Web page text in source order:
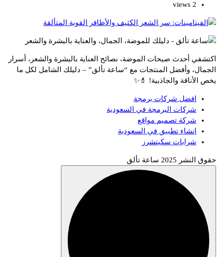
2 views
اكتشفي أحدث صيحات الموضة، نصائح العناية بالبشرة والشعر، أسرار
الجمال، وأفضل المنتجات مع “ساعة تألق” – دليلك الشامل لكل ما
يخص الأناقة والجاذبية! 💄✨
افضل شركات برمجة
شركات البرمجة في السعودية
شركة تصميم مواقع
انشاء تطبيق في السعودية
شرابات سكيتشرز
حقوق النشر 2025 ساعة تألق